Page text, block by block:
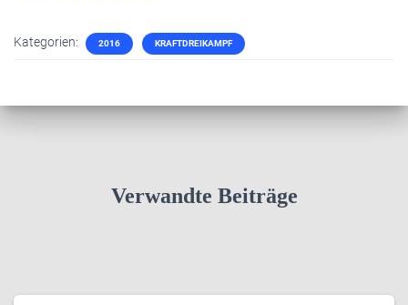
Kategorien: 2016 KRAFTDREIKAMPF
Verwandte Beiträge